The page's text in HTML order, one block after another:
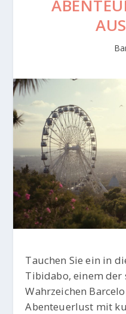
Tauchen Sie ein in
Tibidabo, einem der
Wahrzeichen
Abenteuerlust mit